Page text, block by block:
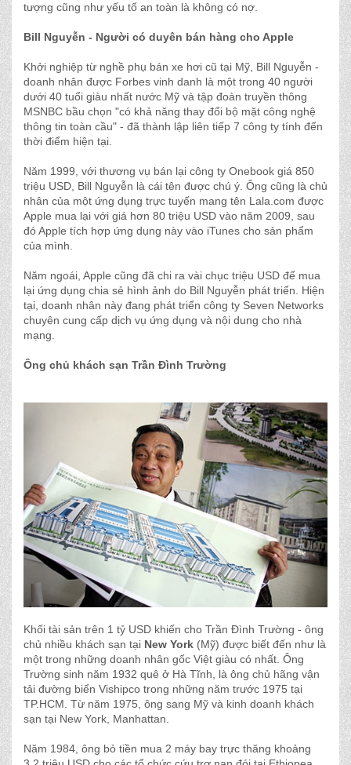
tượng cũng như yếu tố an toàn là không có nợ.
Bill Nguyễn - Người có duyên bán hàng cho Apple
Khởi nghiệp từ nghề phụ bán xe hơi cũ tại Mỹ, Bill Nguyễn -
doanh nhân được Forbes vinh danh là một trong 40 người
dưới 40 tuổi giàu nhất nước Mỹ và tập đoàn truyền thông
MSNBC bầu chọn "có khả năng thay đổi bộ mặt công nghệ
thông tin toàn cầu" - đã thành lập liên tiếp 7 công ty tính đến
thời điểm hiện tại.
Năm 1999, với thương vụ bán lại công ty Onebook giá 850
triệu USD, Bill Nguyễn là cái tên được chú ý. Ông cũng là chủ
nhân của một ứng dụng trực tuyến mang tên Lala.com được
Apple mua lại với giá hơn 80 triệu USD vào năm 2009, sau
đó Apple tích hợp ứng dụng này vào iTunes cho sản phẩm
của mình.
Năm ngoái, Apple cũng đã chi ra vài chục triệu USD để mua
lại ứng dụng chia sẻ hình ảnh do Bill Nguyễn phát triển. Hiện
tại, doanh nhân này đang phát triển công ty Seven Networks
chuyên cung cấp dịch vụ ứng dụng và nội dung cho nhà
mạng.
Ông chủ khách sạn Trần Đình Trường
Khối tài sản trên 1 tỷ USD khiến cho Trần Đình Trường - ông
chủ nhiều khách sạn tại New York (Mỹ) được biết đến như là
một trong những doanh nhân gốc Việt giàu có nhất. Ông
Trường sinh năm 1932 quê ở Hà Tĩnh, là ông chủ hãng vận
tải đường biển Vishipco trong những năm trước 1975 tại
TP.HCM. Từ năm 1975, ông sang Mỹ và kinh doanh khách
sạn tại New York, Manhattan.
Năm 1984, ông bỏ tiền mua 2 máy bay trực thăng khoảng